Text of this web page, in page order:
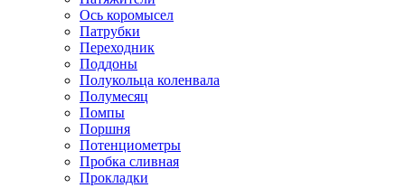
Ось коромысел
Патрубки
Переходник
Поддоны
Полукольца коленвала
Полумесяц
Помпы
Поршня
Потенциометры
Пробка сливная
Прокладки